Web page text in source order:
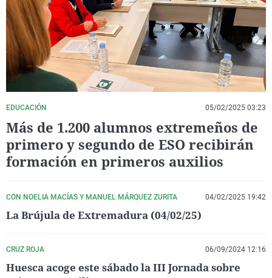
La rosa de los vientos
Gente viajera
Como el perro y el
Caso
Retornados
Equipo de
Operación Viuda
Extremadura
Galicia
La Rioja
Navarra
País Vasco
Virales
Televisión
Elecciones
EDUCACIÓN 05/02/2025 03:23
Más de 1.200 alumnos extremeños de
primero y segundo de ESO recibirán
formación en primeros auxilios
CON NOELIA MACÍAS Y MANUEL MÁRQUEZ ZURITA 04/02/2025 19:42
La Brújula de Extremadura (04/02/25)
CRUZ ROJA 06/09/2024 12:16
Huesca acoge este sábado la III Jornada sobre